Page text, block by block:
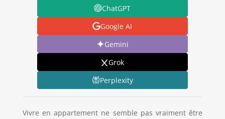
ChatGPT
Google AI
Gemini
Grok
Perplexity
Vivre en appartement ne semble pas vraiment être